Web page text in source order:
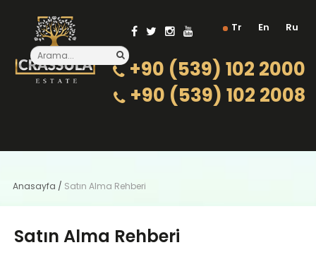
Tr En Ru
+90 (539) 102 2000
+90 (539) 102 2008
Anasayfa / Satın Alma Rehberi
Satın Alma Rehberi